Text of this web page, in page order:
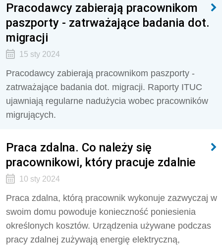
Pracodawcy zabierają pracownikom
paszporty - zatrważające badania dot.
migracji
15 sty 2024
Pracodawcy zabierają pracownikom paszporty -
zatrważające badania dot. migracji. Raporty ITUC
ujawniają regularne nadużycia wobec pracowników
migrujących.
Praca zdalna. Co należy się
pracownikowi, który pracuje zdalnie
10 sty 2024
Praca zdalna, którą pracownik wykonuje zazwyczaj w
swoim domu powoduje konieczność poniesienia
określonych kosztów. Urządzenia używane podczas
pracy zdalnej zużywają energię elektryczną,